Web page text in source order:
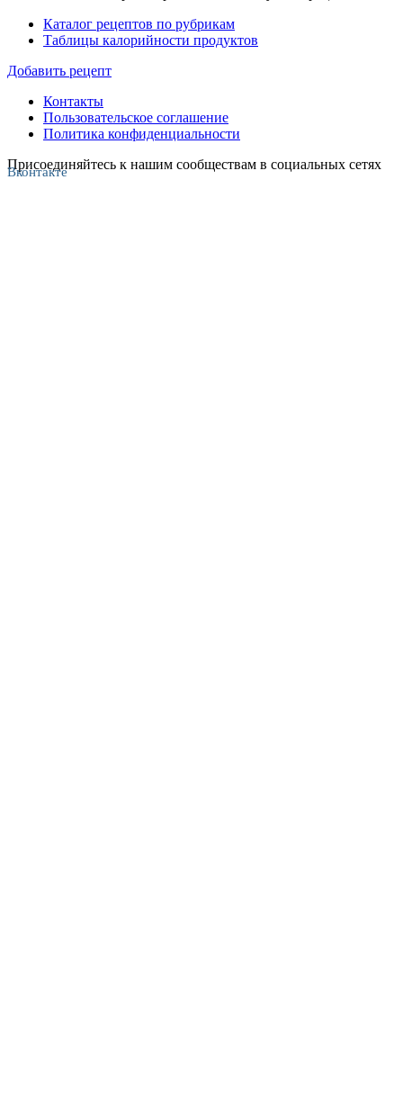
Каталог рецептов по рубрикам
Таблицы калорийности продуктов
Добавить рецепт
Контакты
Пользовательское соглашение
Политика конфиденциальности
Присоединяйтесь к нашим сообществам в социальных сетях
Вконтакте